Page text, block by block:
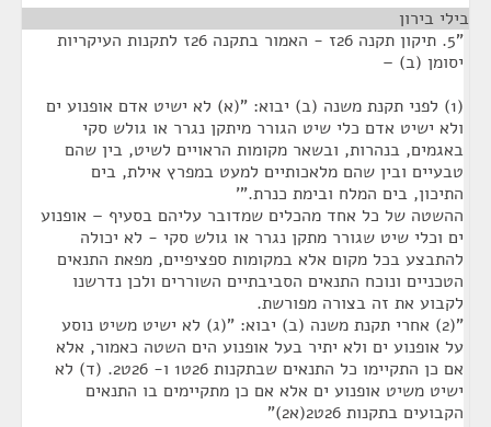
בילי בירון
"5. תיקון תקנה 26ז - האמור בתקנה 26ז לתקנות העיקריות
יסומן (ב) –
(1) לפני תקנת משנה (ב) יבוא: "(א) לא ישיט אדם אופנוע ים
ולא ישיט אדם כלי שיט הגורר מיתקן נגרר או גולש סקי
באגמים, בנהרות, ובשאר מקומות הראויים לשיט, בין שהם
טבעיים ובין שהם מלאכותיים למעט במפרץ אילת, בים
התיכון, בים המלח ובימת כנרת."'
ההשטה של כל אחד מהכלים שמדובר עליהם בסעיף – אופנוע
ים וכלי שיט שגורר מתקן נגרר או גולש סקי - לא יכולה
להתבצע בכל מקום אלא במקומות ספציפיים, מפאת התנאים
הטכניים ונוכח התנאים הסביבתיים השוררים ולכן נדרשנו
לקבוע את זה בצורה מפורשת.
"(2) אחרי תקנת משנה (ב) יבוא: "(ג) לא ישיט משיט נוסע
על אופנוע ים ולא יתיר בעל אופנוע הים השטה כאמור, אלא
אם כן התקיימו כל התנאים שבתקנות 26ט1 ו- 26ט2. (ד) לא
ישיט משיט אופנוע ים אלא אם כן מתקיימים בו התנאים
הקבועים בתקנות 26ט2(א2)"